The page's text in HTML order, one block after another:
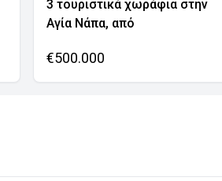
3 τουριστικά χωράφια στην
Αγία Νάπα, από
€500.000